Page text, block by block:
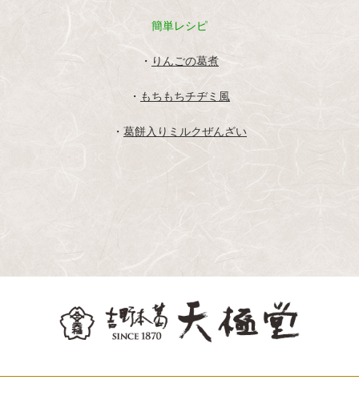
簡単レシピ
・ りんごの葛煮
・ もちもちチヂミ風
・ 葛餅入りミルクぜんざい